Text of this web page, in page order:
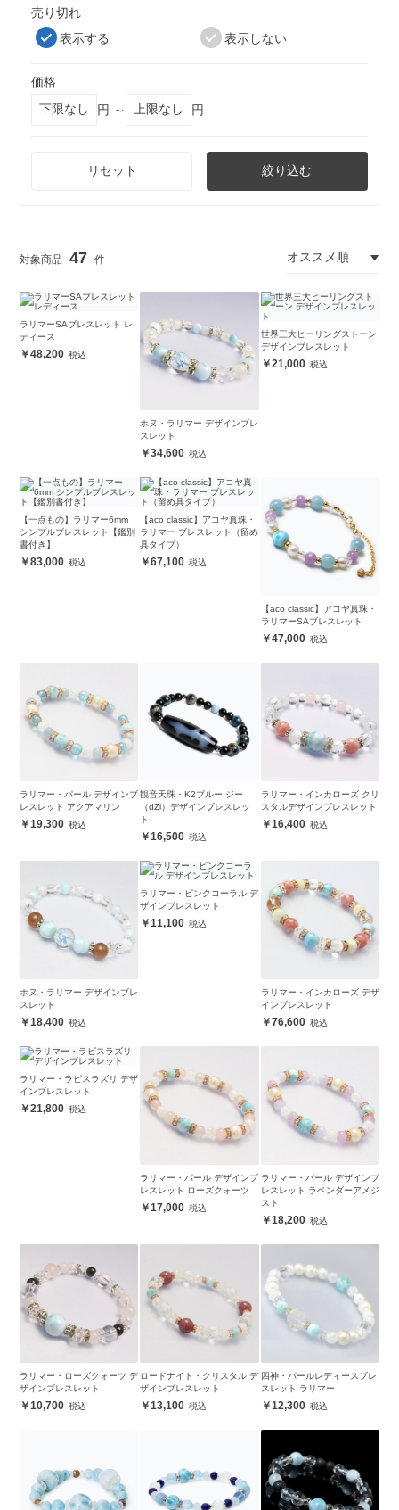
売り切れ
表示する
表示しない
価格
円 ～
円
リセット 絞り込む
47
ラリマーSAブレスレット レ
ディース
48,200
ホヌ・ラリマー デザインブレ
スレット
34,600
世界三大ヒーリングストーン
デザインブレスレット
21,000
【一点もの】ラリマー6mm
シンプルブレスレット【鑑別
書付き】
83,000
【aco classic】アコヤ真珠・
ラリマー ブレスレット（留め
具タイプ）
67,100
【aco classic】アコヤ真珠・
ラリマーSAブレスレット
47,000
ラリマー・パール デザインブ
レスレット アクアマリン
19,300
観音天珠・K2ブルー ジー
（dZi）デザインブレスレッ
ト
16,500
ラリマー・インカローズ クリ
スタルデザインブレスレット
16,400
ホヌ・ラリマー デザインブレ
スレット
18,400
ラリマー・ピンクコーラル デ
ザインブレスレット
11,100
ラリマー・インカローズ デザ
インブレスレット
76,600
ラリマー・ラピスラズリ デザ
インブレスレット
21,800
ラリマー・パール デザインブ
レスレット ローズクォーツ
17,000
ラリマー・パール デザインブ
レスレット ラベンダーアメジ
スト
18,200
ラリマー・ローズクォーツ デ
ザインブレスレット
10,700
ロードナイト・クリスタル デ
ザインブレスレット
13,100
四神・パールレディースブレ
スレット ラリマー
12,300